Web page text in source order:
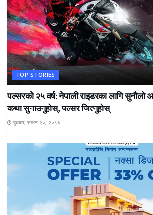
TOP STORIES
पल्सरको २५ वर्ष: नेपाली राइडरका लागि सुनौलो
कथा सुनाउनुहोस्, पल्सर जित्नुहोस्
बुधबार, साउन २०, २०८३